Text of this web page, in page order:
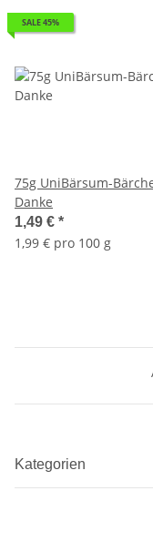
SALE 45%
75g UniBärsum-
Danke
1,49 € *
1,99 € pro 100 g
Kategorien